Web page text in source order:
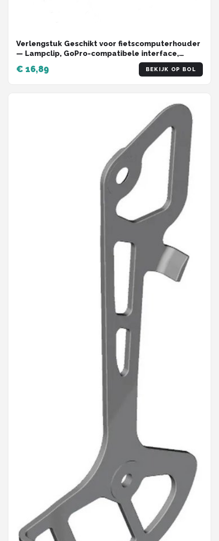
Verlengstuk Geschikt voor fietscomputerhouder
— Lampclip, GoPro-compatibele interface,
adapter Geschikt voor zaklamp / startnummer
— Fietsaccessoire
€ 16,89 BEKIJK OP BOL